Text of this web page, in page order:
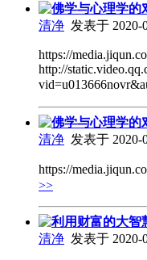
佛学与心理学的
清净 发表于 2020-
https://
http://
佛学与心理学的
清净 发表于 2020-
https://
>>
利用财富的大智
清净 发表于 2020-